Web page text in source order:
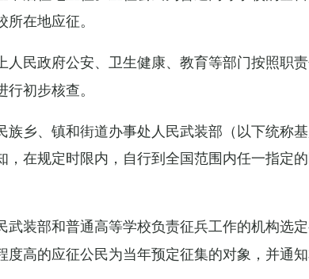
在地应征。
人民政府公安、卫生健康、教育等部门按照职
初步核查。
族乡、镇和街道办事处人民武装部（以下统称
，在规定时限内，自行到全国范围内任一指定
武装部和普通高等学校负责征兵工作的机构选
高的应征公民为当年预定征集的对象，并通知